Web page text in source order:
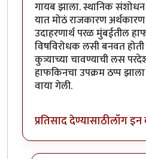
गायब झाला. स्थानिक
यात मोठं राजकारण
उदाहरणार्थ परळ मुंबईतील
विषविरोधक लसी बनवत
कुत्र्याच्या चावण्याची लस
हाफकिनचा उपक्रम ठप्प
वाया गेली.
प्रतिसाद देण्यासाठीलॉग इन